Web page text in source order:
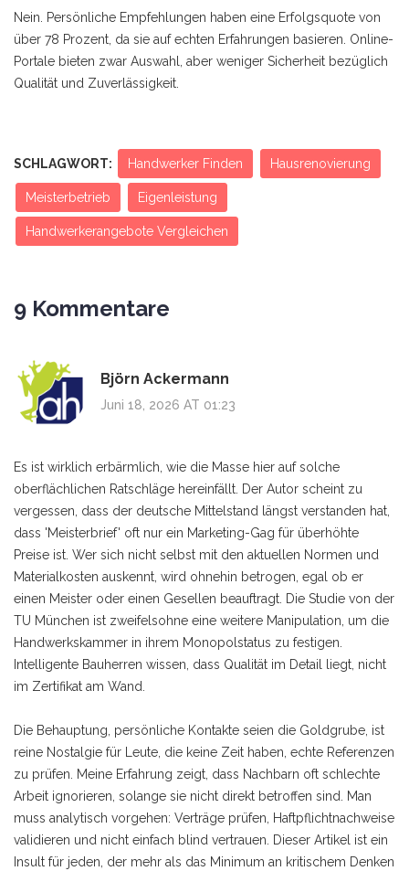
Nein. Persönliche Empfehlungen haben eine Erfolgsquote von
über 78 Prozent, da sie auf echten Erfahrungen basieren. Online-
Portale bieten zwar Auswahl, aber weniger Sicherheit bezüglich
Qualität und Zuverlässigkeit.
SCHLAGWORT: Handwerker Finden Hausrenovierung
Meisterbetrieb Eigenleistung
Handwerkerangebote Vergleichen
9 Kommentare
Björn Ackermann
Juni 18, 2026 AT 01:23
Es ist wirklich erbärmlich, wie die Masse hier auf solche
oberflächlichen Ratschläge hereinfällt. Der Autor scheint zu
vergessen, dass der deutsche Mittelstand längst verstanden hat,
dass 'Meisterbrief' oft nur ein Marketing-Gag für überhöhte
Preise ist. Wer sich nicht selbst mit den aktuellen Normen und
Materialkosten auskennt, wird ohnehin betrogen, egal ob er
einen Meister oder einen Gesellen beauftragt. Die Studie von der
TU München ist zweifelsohne eine weitere Manipulation, um die
Handwerkskammer in ihrem Monopolstatus zu festigen.
Intelligente Bauherren wissen, dass Qualität im Detail liegt, nicht
im Zertifikat am Wand.
Die Behauptung, persönliche Kontakte seien die Goldgrube, ist
reine Nostalgie für Leute, die keine Zeit haben, echte Referenzen
zu prüfen. Meine Erfahrung zeigt, dass Nachbarn oft schlechte
Arbeit ignorieren, solange sie nicht direkt betroffen sind. Man
muss analytisch vorgehen: Verträge prüfen, Haftpflichtnachweise
validieren und nicht einfach blind vertrauen. Dieser Artikel ist ein
Insult für jeden, der mehr als das Minimum an kritischem Denken